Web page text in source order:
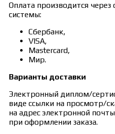
Оплата производится
системы:
Сбербанк,
VISA,
Mastercard,
Мир.
Варианты доставки
Электронный диплом/
виде ссылки на просмотр/
на адрес электронной
при оформлении заказа.